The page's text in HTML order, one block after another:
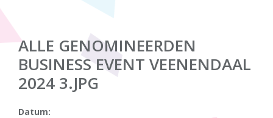
ALLE GENOMINEERDEN
BUSINESS EVENT VEENENDAAL
2024 3.JPG
Datum: